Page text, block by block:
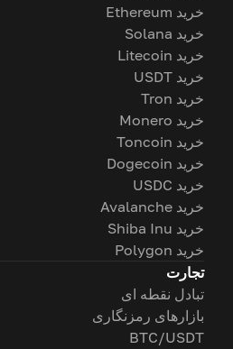
خرید Ethereum
خرید Solana
خرید Litecoin
خرید USDT
خرید Tron
خرید Monero
خرید Toncoin
خرید Dogecoin
خرید USDC
خرید Avalanche
خرید Shiba Inu
خرید Polygon
تجارت
تبادل نقطه ای
بازارهای رمزنگاری
BTC/USDT